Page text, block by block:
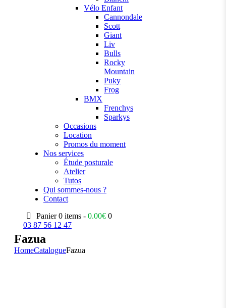
Vélo Enfant
Cannondale
Scott
Giant
Liv
Bulls
Rocky
Mountain
Puky
Frog
BMX
Frenchys
Sparkys
Occasions
Location
Promos du moment
Nos services
Étude posturale
Atelier
Tutos
Qui sommes-nous ?
Contact
Panier 0 items -0.00€ 0
03 87 56 12 47
Fazua
HomeCatalogueFazua